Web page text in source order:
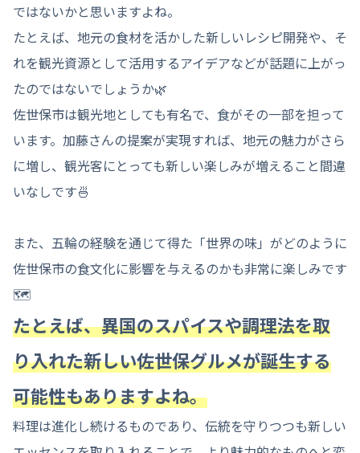
ではないかと思いますよね。
たとえば、地元の食材を活かした新しいレシピ開発や、そ
れを観光資源として活用するアイデアなどが話題に上がっ
たのではないでしょうか🌿
佐世保市は観光地としても有名で、食がその一部を担って
います。加藤さんの提案が実現すれば、地元の魅力がさら
に増し、観光客にとっても新しい楽しみが増えること間違
いなしです🍜
また、五輪の経験を通じて得た「世界の味」がどのように
佐世保市の食文化に影響を与えるのかも非常に楽しみです
🗺️
たとえば、異国のスパイスや調理法を取
り入れた新しい佐世保グルメが誕生する
可能性もありますよね。
料理は進化し続けるものであり、伝統を守りつつも新しい